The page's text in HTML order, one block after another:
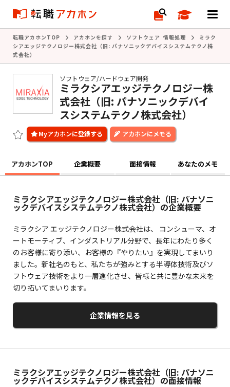
転職アカホンTOP アカホンを探す ソフトウェア 情報処理
ミラク
シアエッジテクノロジー株式会社（旧: パナソニックデバイスシステムテクノ株
式会社）
ソフトウェア/ハードウェア開発
ミラクシアエッジテクノロジー株
式会社（旧: パナソニックデバイ
スシステムテクノ株式会社）
アカホンにメモる
アカホンTOP 企業概要 面接情報 あなたのメモ
ミラクシアエッジテクノロジー株式会社（旧: パナソニ
ックデバイスシステムテクノ株式会社）の企業概要
ミラクシア エッジテクノロジー株式会社は、 コンシューマ、オ
ートモーティブ、インダストリアル分野で、長年にわたり多く
のお客様に寄り添い、お客様の『やりたい』を実現してまいり
ました。新社名のもと、私たちが強みとする半導体技術及びソ
フトウェア技術をより一層進化させ、皆様と共に豊かな未来を
切り拓いてまいります。
企業情報を見る
ミラクシアエッジテクノロジー株式会社（旧: パナソニ
ックデバイスシステムテクノ株式会社）の面接情報